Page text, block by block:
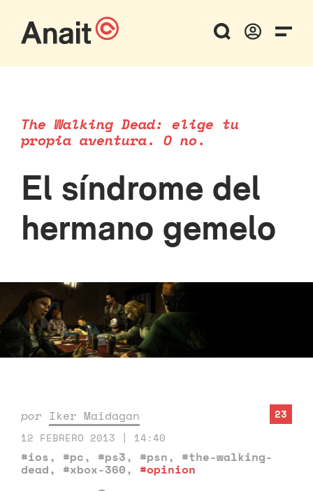
The Walking Dead: elige tu
propia aventura. O no.
El síndrome del
hermano gemelo
por Iker Maidagan
12 FEBRERO 2013 | 14:40
#ios, #pc, #ps3, #psn, #the-walking-
dead, #xbox-360, #opinion
23